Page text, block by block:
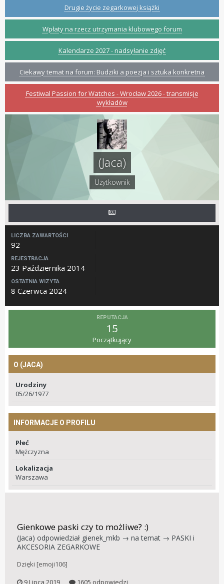
Drugie życie zegarkowej książki
Wpłaty na rzecz utrzymania klubowego forum
Kalendarze 2027 - nadsyłanie zdjęć
Ciekawy temat na forum: Budziki a poezja i sztuka konkretna
Festiwal Passion for Watches - Wrocław 2026 - transmisje
wykładów
(Jaca)
Użytkownik
LICZBA ZAWARTOŚCI
92
REJESTRACJA
23 Października 2014
OSTATNIA WIZYTA
8 Czerwca 2024
REPUTACJA
15
Początkujący
O (JACA)
Urodziny
05/26/1977
INFORMACJE O PROFILU
Płeć
Mężczyzna
Lokalizacja
Warszawa
Gienkowe paski czy to możliwe? :)
(Jaca) odpowiedział gienek_mkb → na temat → PASKI i
AKCESORIA ZEGARKOWE
Dzięki [emoji106]
9 Lipca 2019
1605 odpowiedzi